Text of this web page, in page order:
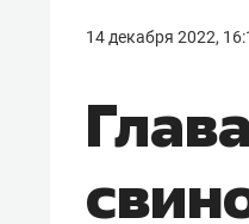
14 декабря 2022,